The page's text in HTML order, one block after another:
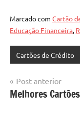
Marcado com Cartão
Educação Financeira,
Cartões de Crédito
Navegação
de
Post anterior
Melhores